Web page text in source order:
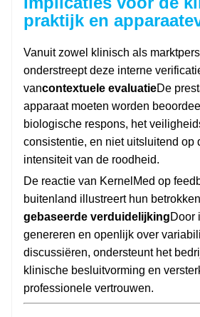
praktijk en
Vanuit zowel klinisch als
onderstreept deze interne
vancontextuele evaluatieDe
apparaat moeten worden
biologische respons, het
consistentie, en niet uitsluitend op
intensiteit van de roodheid.
De reactie van KernelMed op
buitenland illustreert hun
gebaseerde verduidelijkingDoor
genereren en openlijk over
discussiëren, ondersteunt het
klinische besluitvorming en
professionele vertrouwen.